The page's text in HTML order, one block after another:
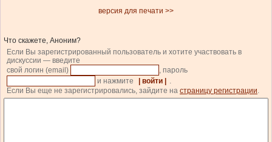
версия для печати >>
Что скажете, Аноним?
Если Вы зарегистрированный пользователь и хотите участвовать в
дискуссии — введите
свой логин (email)
, пароль
и нажмите
| войти |
.
Если Вы еще не зарегистрировались, зайдите на страницу регистрации.